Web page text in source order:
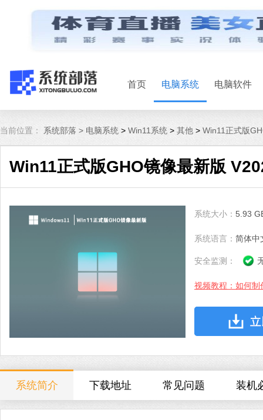
首页 电脑系统 电脑软件
当前位置： 系统部落 > 电脑系统 > Win11系统 > 其他 > Win11正式版
Win11正式版GHO镜像最新版
系统大小： 5.93
系统语言： 简体中
安全监测：
视频教程：如何制
系统简介 下载地址 常见问题 装机